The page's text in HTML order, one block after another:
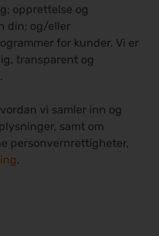
opprettelse og
din; og/eller
for kunder. Vi er
transparent og
vi samler inn og
samt om
personvernrettigheter,
.